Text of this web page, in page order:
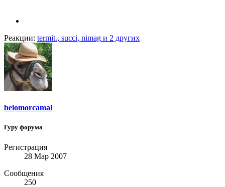
Реакции: termit., succi, nimag и 2 других
belomorcamal
Гуру форума
Регистрация
28 Мар 2007
Сообщения
250